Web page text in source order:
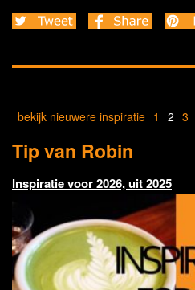
bekijk nieuwere inspiratie 1 2 3
Tip van Robin
Inspiratie voor 2026, uit 2025